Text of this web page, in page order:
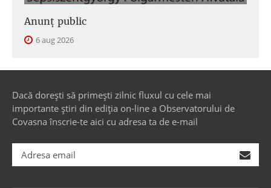
Anunţ public
6 aug 2026
Dacă dorești să primești zilnic fluxul cu cele mai
importante știri din ediția on-line a Observatorului de
Covasna înscrie-te aici cu adresa ta de e-mail